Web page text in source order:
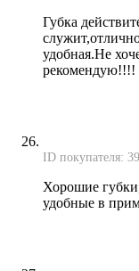
Губка
удобная.Не
рекомендую!!!!
ID покупателя:
Хорошие
удобные в